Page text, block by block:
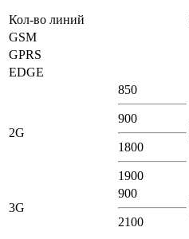
Кол-во линий
GSM
GPRS
EDGE
2G
850
900
1800
1900
3G
900
2100